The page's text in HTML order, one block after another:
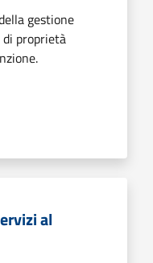
gestione
proprietà
al